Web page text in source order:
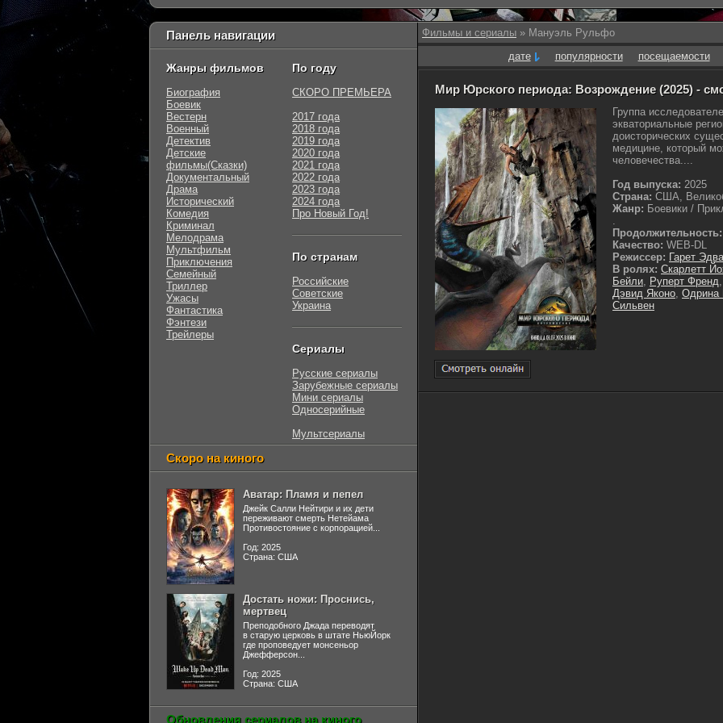
Фильмы и сериалы » Мануэль Рульфо
дате
популярности посещаемости
Мир Юрского периода: Возрождение (2025) -
Группа
экваториальные
доисторических
медицине, который
человечества....
Год выпуска: 2025
Страна: США,
Жанр: Боевики /
.
Продолжительность:
Качество: WEB-DL
Режиссер: Гарет
В ролях: Скарлетт
Бейли, Руперт Френд,
Дэвид Яконо, Одрина
Сильвен
Панель навигации
Жанры фильмов
Биография
Боевик
Вестерн
Военный
Детектив
Детские
фильмы(Сказки)
Документальный
Драма
Исторический
Комедия
Криминал
Мелодрама
Мультфильм
Приключения
Семейный
Триллер
Ужасы
Фантастика
Фэнтези
Трейлеры
По году
СКОРО ПРЕМЬЕРА
2017 года
2018 года
2019 года
2020 года
2021 года
2022 года
2023 года
2024 года
Про Новый Год!
По странам
Российские
Советские
Украина
Сериалы
Русские сериалы
Зарубежные сериалы
Мини сериалы
Односерийные
Мультсериалы
Скоро на киного
Аватар: Пламя и пепел
Джейк Салли Нейтири и их дети
переживают смерть Нетейама
Противостояние с корпорацией...
Год: 2025
Страна: США
Достать ножи: Проснись,
мертвец
Преподобного Джада переводят
в старую церковь в штате НьюЙорк
где проповедует монсеньор
Джефферсон...
Год: 2025
Страна: США
Обновления сериалов на киного